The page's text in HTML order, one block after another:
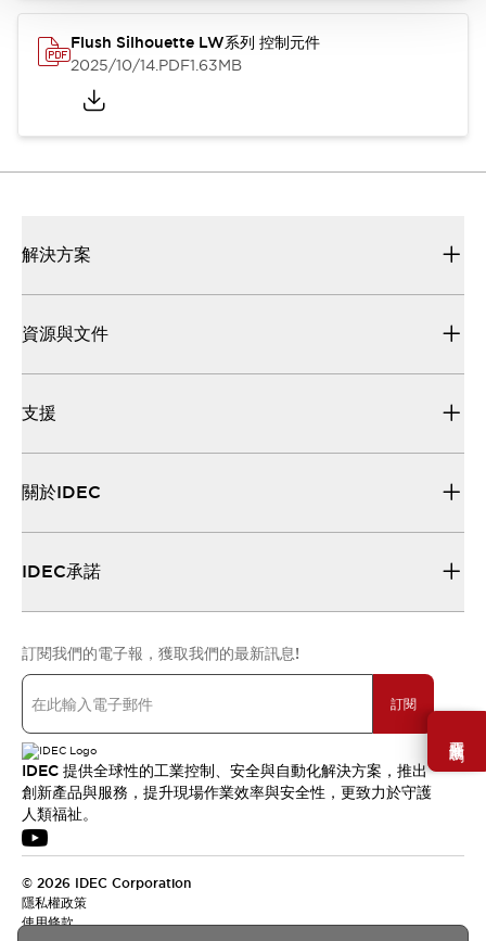
需要幫助嗎？
Flush Silhouette LW系列 控制元件
2025/10/14.PDF1.63MB
解決方案
資源與文件
支援
關於IDEC
IDEC承諾
訂閱我們的電子報，獲取我們的最新訊息!
訂閱
IDEC 提供全球性的工業控制、安全與自動化解決方案，推出
創新產品與服務，提升現場作業效率與安全性，更致力於守護
人類福祉。
© 2026 IDEC Corporation
隱私權政策
使用條款